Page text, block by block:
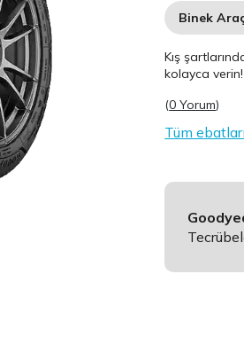
Binek
Kış
kolayca verin!
(0 Yorum)
Tüm